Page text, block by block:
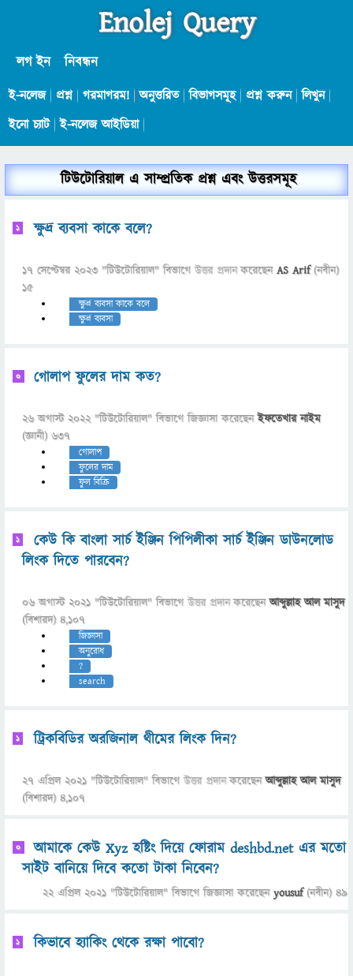
Enolej Query
লগ ইন নিবন্ধন
ই-নলেজ প্রশ্ন গরমাগরম! অনুত্তরিত বিভাগসমূহ প্রশ্ন করুন লিখুন
ইনো চ্যাট ই-নলেজ আইডিয়া
টিউটোরিয়াল এ সাম্প্রতিক প্রশ্ন এবং উত্তরসমূহ
1 ক্ষুদ্র ব্যবসা কাকে বলে?
17 সেপ্টেম্বর 2023 "টিউটোরিয়াল" বিভাগে উত্তর প্রদান করেছেনAS Arif (নবীন)
15
ক্ষুদ্র ব্যবসা কাকে বলে
ক্ষুদ্র ব্যবসা
0 গোলাপ ফুলের দাম কত?
26 অগাস্ট 2022 "টিউটোরিয়াল" বিভাগে জিজ্ঞাসাকরেছেনইফতেখার নাইম
(জ্ঞানী) 637
গোলাপ
ফুলের দাম
ফুল বিক্রি
1
কেউ কি বাংলা সার্চ ইঞ্জিন পিপিলীকা সার্চ ইঞ্জিন ডাউনলোড
লিংক দিতে পারবেন?
06 অগাস্ট 2021 "টিউটোরিয়াল" বিভাগে উত্তর প্রদান করেছেনআব্দুল্লাহ আল মাসুদ
(বিশারদ) 4,107
জিজ্ঞাসা
অনুরোধ
?
search
1 ট্রিকবিডির অরজিনাল থীমের লিংক দিন?
27 এপ্রিল 2021 "টিউটোরিয়াল" বিভাগে উত্তর প্রদান করেছেনআব্দুল্লাহ আল মাসুদ
(বিশারদ) 4,107
0
আমাকে কেউ Xyz হষ্টিং দিয়ে ফোরাম deshbd.net এর মতো
সাইট বানিয়ে দিবে কতো টাকা নিবেন?
22 এপ্রিল 2021 "টিউটোরিয়াল" বিভাগে জিজ্ঞাসাকরেছেনyousuf (নবীন) 49
1 কিভাবে হ্যাকিং থেকে রক্ষা পাবো?